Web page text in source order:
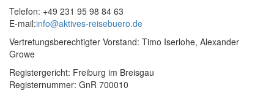
Telefon: +49 231 95 98 84 63
E-mail:info@aktives-reisebuero.de
Vertretungsberechtigter Vorstand: Timo Iserlohe, Alexander
Growe
Registergericht: Freiburg im Breisgau
Registernummer: GnR 700010